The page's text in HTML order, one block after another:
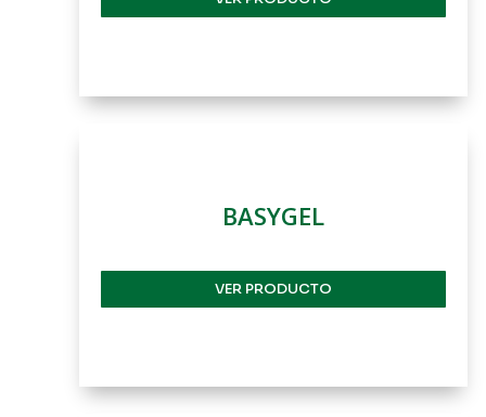
BASYGEL
VER PRODUCTO